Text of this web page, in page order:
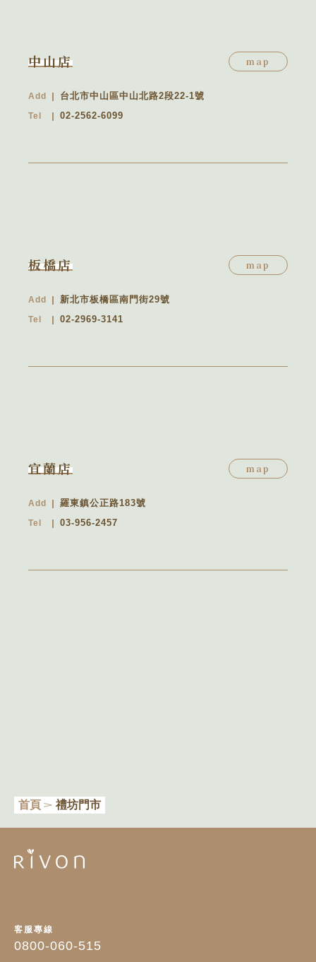
中山店 map
Add 台北市中山區中山北路2段22-1號
Tel 02-2562-6099
板橋店 map
Add 新北市板橋區南門街29號
Tel 02-2969-3141
宜蘭店 map
Add 羅東鎮公正路183號
Tel 03-956-2457
首頁 禮坊門市
客服專線
0800-060-515